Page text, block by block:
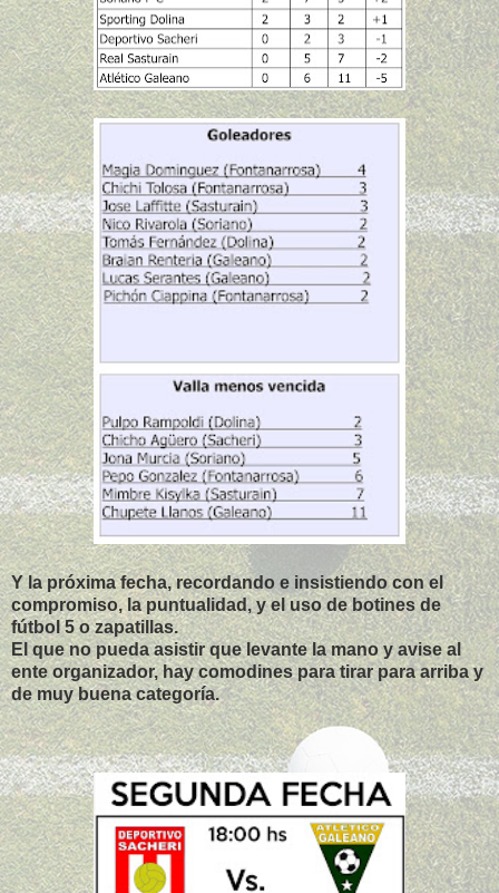
Y la próxima fecha, recordando e insistiendo con el
compromiso, la puntualidad, y el uso de botines de
fútbol 5 o zapatillas.
El que no pueda asistir que levante la mano y avise al
ente organizador, hay comodines para tirar para arriba y
de muy buena categoría.